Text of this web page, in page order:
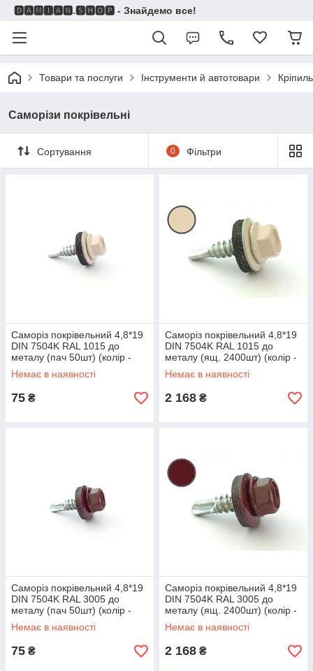
🅳🅰🅼🅸🅰🅽.🆂🅷🅾🅿 - Знайдемо все!
Товари та послуги Інструменти й автотовари
Саморізи покрівельні
Сортування 0 Фільтри
Саморіз покрівельний 4,8*19
DIN 7504K RAL 1015 до
металу (пач 50шт) (колір -
слонова кістка світлий) APRO
Немає в наявності
75 ₴
Саморіз покрівельний 4,8*19
DIN 7504K RAL 1015 до
металу (ящ. 2400шт) (колір -
слонова кістка світлий) APRO
Немає в наявності
2 168 ₴
Саморіз покрівельний 4,8*19
DIN 7504K RAL 3005 до
металу (пач 50шт) (колір -
винно-червоний) APRO
Немає в наявності
75 ₴
Саморіз покрівельний 4,8*19
DIN 7504K RAL 3005 до
металу (ящ. 2400шт) (колір -
винно-червоний) APRO
Немає в наявності
2 168 ₴